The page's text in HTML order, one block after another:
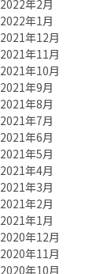
2022年2月
2022年1月
2021年12月
2021年11月
2021年10月
2021年9月
2021年8月
2021年7月
2021年6月
2021年5月
2021年4月
2021年3月
2021年2月
2021年1月
2020年12月
2020年11月
2020年10月